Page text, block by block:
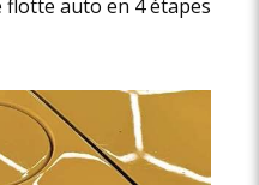
flotte auto en 4 étapes